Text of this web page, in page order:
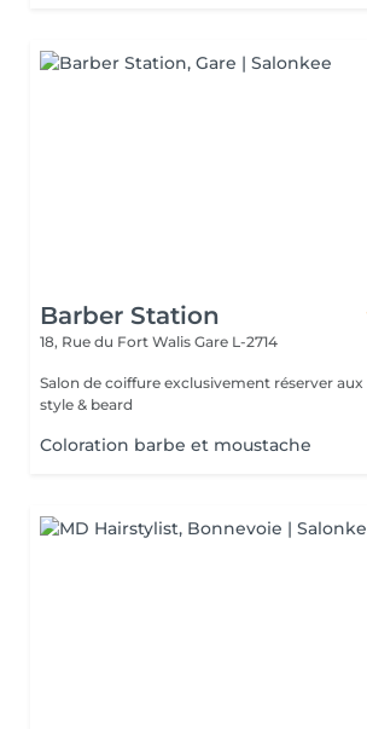
Barber Station
18, Rue du Fort Walis Gare L-2714
Salon de coiffure exclusivement réserver
style & beard
Coloration barbe et moustache